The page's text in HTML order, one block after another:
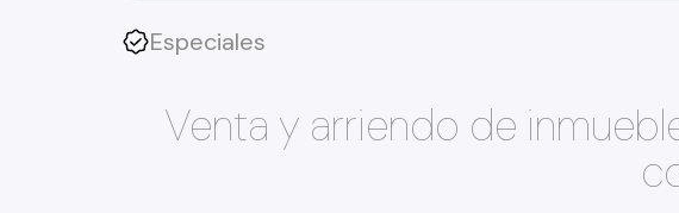
Especiales
Venta y arriendo de